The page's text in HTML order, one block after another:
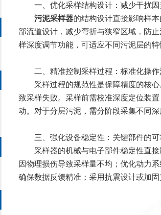
一、优化采样结构设计：减少干扰因
污泥采样器的结构设计直接影响样
部流道设计，减少弯折与狭窄区域，防
样深度调节功能，可适应不同污泥层的
二、精准控制采样过程：标准化操作
采样过程的规范性是保障精度的核心
致采样失败。采样前需校准深度定位装
动。对于分层污泥，需分阶段采集不同
三、强化设备稳定性：关键部件的可
采样器的机械与电子部件稳定性直接
因物理损伤导致采样量不均；优化动力
确保数据反馈精准；采用抗震设计或加